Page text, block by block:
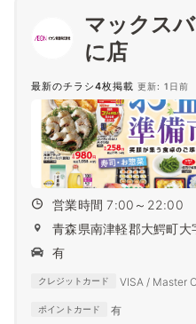
マックス
に店
最新のチラシ4枚掲載 更新: 1日前
営業時間 7:00～22:00
青森県南津軽郡大鰐町
有
クレジットカード
VISA / Master
ポイントカード 有